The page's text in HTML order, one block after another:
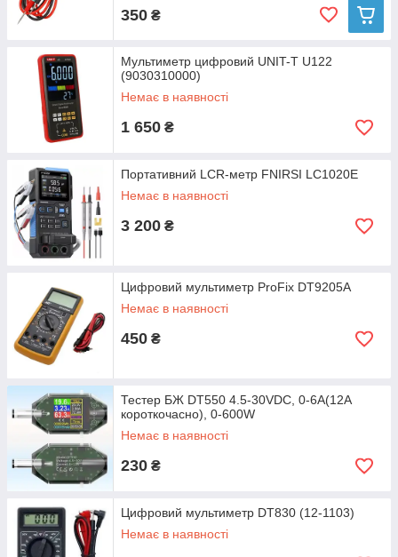
350 ₴
Мультиметр цифровий UNIT-T U122
(9030310000)
Немає в наявності
1 650 ₴
Портативний LCR-метр FNIRSI LC1020E
Немає в наявності
3 200 ₴
Цифровий мультиметр ProFix DT9205A
Немає в наявності
450 ₴
Тестер БЖ DT550 4.5-30VDC, 0-6A(12А
короткочасно), 0-600W
Немає в наявності
230 ₴
Цифровий мультиметр DT830 (12-1103)
Немає в наявності